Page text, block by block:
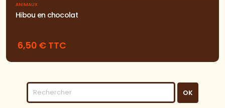
ANIMAUX
Hibou en chocolat
6,50 € TTC